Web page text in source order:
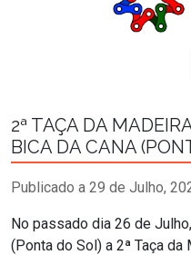
2ª TAÇA DA
BICA DA CANA
Publicado a 29 de Julho,
No passado dia 26 de
(Ponta do Sol) a 2ª Taça da